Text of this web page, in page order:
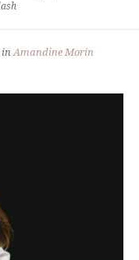
inAmandine Morin